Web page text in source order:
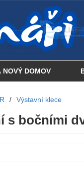
. . . . . . .... . . .. . .
NOVÝ DOMOV
/ Výstavní klece
s bočními